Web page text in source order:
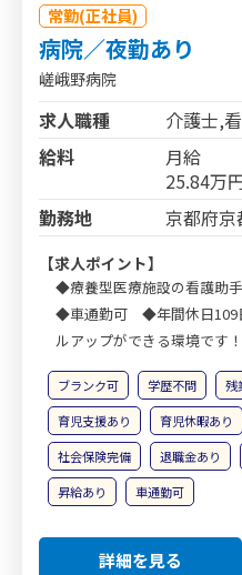
常勤(正社員)
病院／夜勤あり
嵯峨野病院
求人職種
介護士,
給料
月給
25.84万
勤務地
京都府
【求人ポイント】
◆療養型医療施設の看護
◆車通勤可 ◆年間休日109
ルアップができる環境です！
ブランク可 学歴不問 残
育児支援あり
育児休暇あり
社会保険完備
退職金あり
昇給あり
車通勤可
詳細を見る